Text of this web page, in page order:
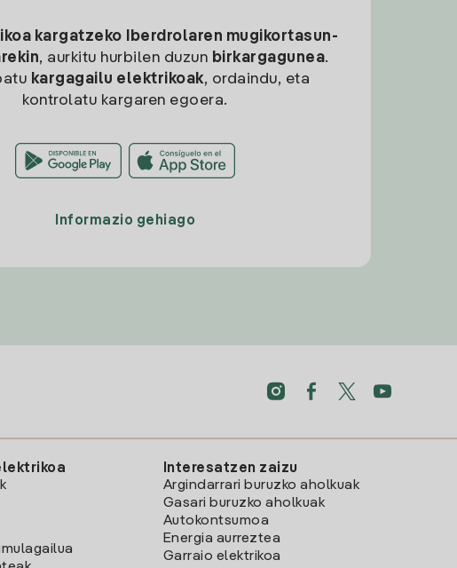
kargatzeko
Iberdrolaren mugikortasun-
, aurkitu hurbilen duzun birkargagunea.
kargagailu elektrikoak, ordaindu, eta
kontrolatu kargaren egoera.
Informazio gehiago
Interesatzen zaizu
Argindarrari buruzko aholkuak
Gasari buruzko aholkuak
Autokontsumoa
Energia aurreztea
Garraio elektrikoa